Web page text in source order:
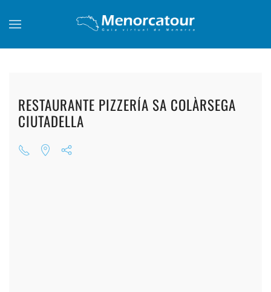
Skip to main content
RESTAURANTE PIZZERÍA SA COLÀRSEGA
CIUTADELLA